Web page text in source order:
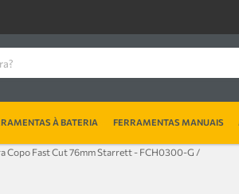
À BATERIA FERRAMENTAS MANUAIS
Copo Fast Cut 76mm Starrett - FCH0300-G /